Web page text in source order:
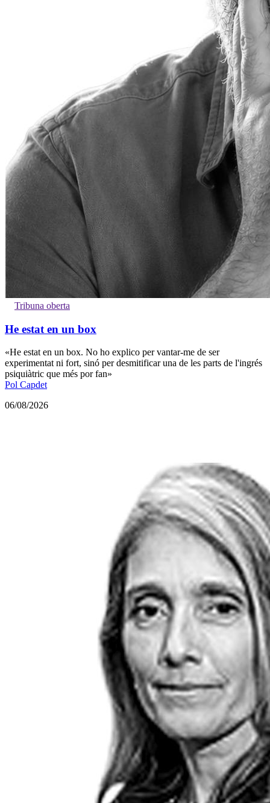
Tribuna oberta
He estat en un box
«He estat en un box. No ho explico per vantar-me de ser
experimentat ni fort, sinó per desmitificar una de les parts de l'ingrés
psiquiàtric que més por fan»
Pol Capdet
06/08/2026